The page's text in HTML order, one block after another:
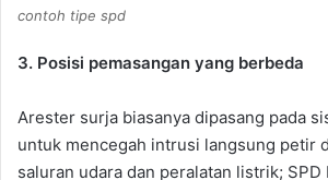
contoh tipe spd
3. Posisi pemasangan yang berbeda
Arester surja biasanya dipasang pada
untuk mencegah intrusi langsung petir
saluran udara dan peralatan listrik; SPD